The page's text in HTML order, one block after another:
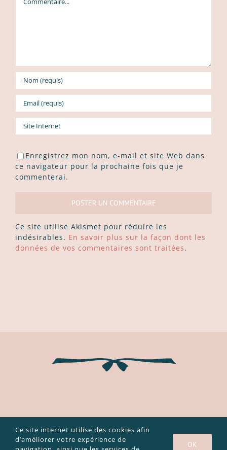
Enregistrez mon nom, e-mail et site Web dans
ce navigateur pour la prochaine fois que je
commenterai.
Ce site utilise Akismet pour réduire les
indésirables. En savoir plus sur la façon dont les
données de vos commentaires sont traitées.
Copyright 2003 - 2020 Caroline Bouvier |Mentions légales et
politique de confidentialité
Ce site internet utilise des cookies afin
d’améliorer votre expérience de
OK